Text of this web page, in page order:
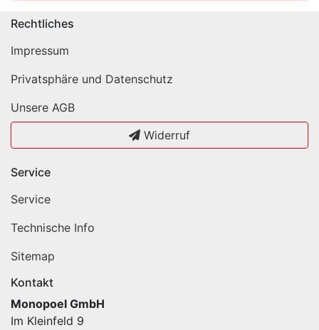
Rechtliches
Impressum
Privatsphäre und Datenschutz
Unsere AGB
Widerruf
Service
Service
Technische Info
Sitemap
Kontakt
Monopoel GmbH
Im Kleinfeld 9